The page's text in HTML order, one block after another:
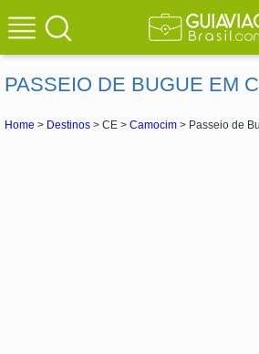
PASSEIO DE BUGUE EM
Home > Destinos > CE > Camocim > Passeio de